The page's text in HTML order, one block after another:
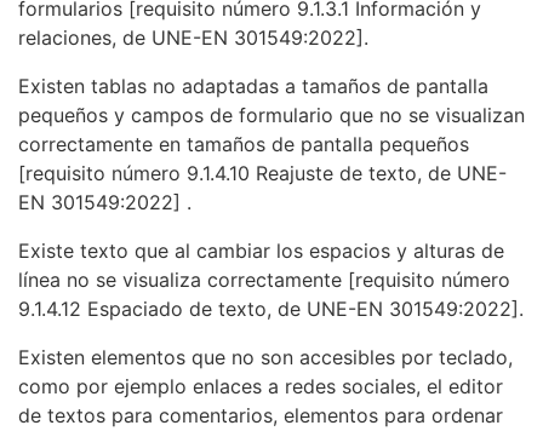
formularios [requisito número 9.1.3.1 Información y
relaciones, de UNE-EN 301549:2022].
Existen tablas no adaptadas a tamaños de pantalla
pequeños y campos de formulario que no se visualizan
correctamente en tamaños de pantalla pequeños
[requisito número 9.1.4.10 Reajuste de texto, de UNE-
EN 301549:2022] .
Existe texto que al cambiar los espacios y alturas de
línea no se visualiza correctamente [requisito número
9.1.4.12 Espaciado de texto, de UNE-EN 301549:2022].
Existen elementos que no son accesibles por teclado,
como por ejemplo enlaces a redes sociales, el editor
de textos para comentarios, elementos para ordenar